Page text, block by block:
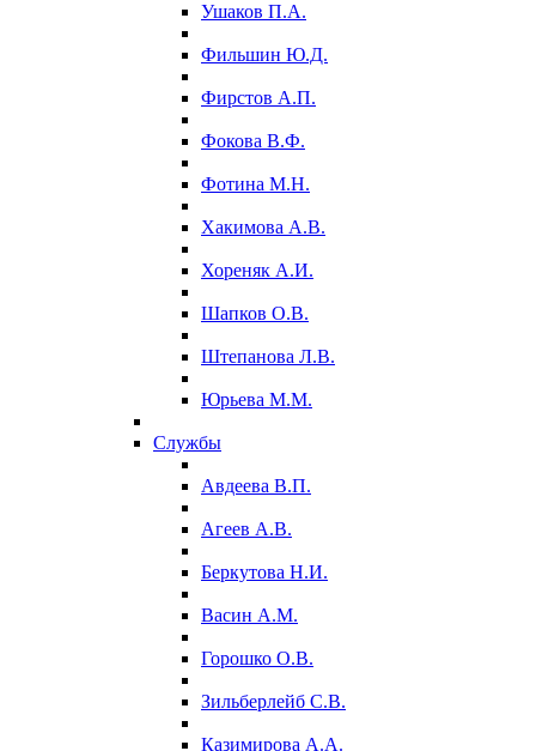
Ушаков П.А.
Фильшин Ю.Д.
Фирстов А.П.
Фокова В.Ф.
Фотина М.Н.
Хакимова А.В.
Хореняк А.И.
Шапков О.В.
Штепанова Л.В.
Юрьева М.М.
Службы
Авдеева В.П.
Агеев А.В.
Беркутова Н.И.
Васин А.М.
Горошко О.В.
Зильберлейб С.В.
Казимирова А.А.